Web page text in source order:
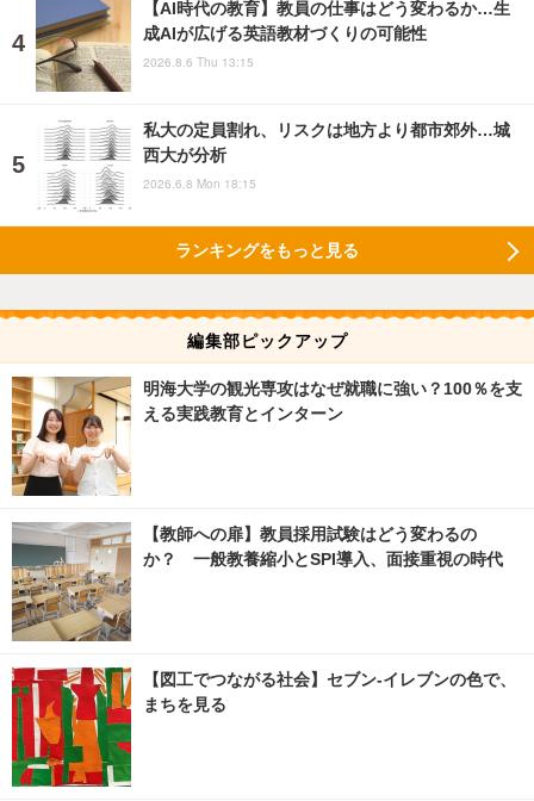
【AI時代の教育】教員の仕事はどう変わるか…生
成AIが広げる英語教材づくりの可能性
2026.8.6 Thu 13:15
私大の定員割れ、リスクは地方より都市郊外…城
西大が分析
2026.6.8 Mon 18:15
ランキングをもっと見る
編集部ピックアップ
明海大学の観光専攻はなぜ就職に強い？100％を支
える実践教育とインターン
【教師への扉】教員採用試験はどう変わるの
か？ 一般教養縮小とSPI導入、面接重視の時代
【図工でつながる社会】セブン‐イレブンの色で、
まちを見る